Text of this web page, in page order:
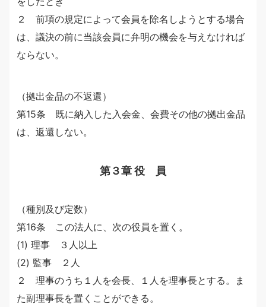
２ 前項の規定によって会員を除名しようとする場合
は、議決の前に当該会員に弁明の機会を与えなければ
ならない。
（拠出金品の不返還）
第15条 既に納入した入会金、会費その他の拠出金品
は、返還しない。
第３章 役 員
（種別及び定数）
第16条 この法人に、次の役員を置く。
(1) 理事 ３人以上
(2) 監事 ２人
２ 理事のうち１人を会長、１人を理事長とする。ま
た副理事長を置くことができる。